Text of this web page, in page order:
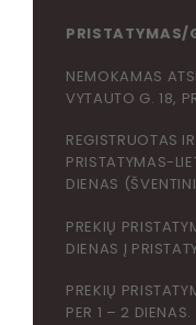
PRISTATYMAS/
NEMOKAMAS
VYTAUTO G. 18,
REGISTRUOTAS
PRISTATYMAS-
DIENAS
PREKIŲ
DIENAS Į
PREKIŲ
PER 1 – 2 DIENAS.